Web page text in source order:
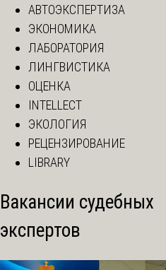
АВТОЭКСПЕРТИЗА
ЭКОНОМИКА
ЛАБОРАТОРИЯ
ЛИНГВИСТИКА
ОЦЕНКА
INTELLECT
ЭКОЛОГИЯ
РЕЦЕНЗИРОВАНИЕ
LIBRARY
Вакансии судебных
экспертов